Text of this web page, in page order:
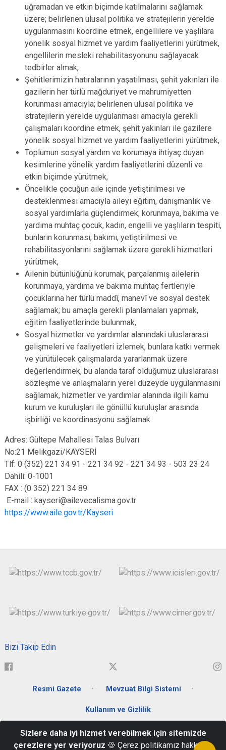
uğramadan ve etkin biçimde katılmalarını sağlamak
üzere; belirlenen ulusal politika ve stratejilerin yerelde
uygulanmasını koordine etmek, engellilere ve yaşlılara
yönelik sosyal hizmet ve yardım faaliyetlerini yürütmek,
engellilerin mesleki rehabilitasyonunu sağlayacak
tedbirler almak,
Şehitlerimizin hatıralarının yaşatılması, şehit yakınları ile
gazilerin her türlü mağduriyet ve mahrumiyetten
korunması amacıyla; belirlenen ulusal politika ve
stratejilerin yerelde uygulanması amacıyla gerekli
çalışmaları koordine etmek, şehit yakınları ile gazilere
yönelik sosyal hizmet ve yardım faaliyetlerini yürütmek,
Toplumun sosyal yardım ve korumaya ihtiyaç duyan
kesimlerine yönelik yardım faaliyetlerini düzenli ve
etkin biçimde yürütmek,
Öncelikle çocuğun aile içinde yetiştirilmesi ve
desteklenmesi amacıyla aileyi eğitim, danışmanlık ve
sosyal yardımlarla güçlendirmek; korunmaya, bakıma ve
yardıma muhtaç çocuk, kadın, engelli ve yaşlıların tespiti,
bunların korunması, bakımı, yetiştirilmesi ve
rehabilitasyonlarını sağlamak üzere gerekli hizmetleri
yürütmek,
Ailenin bütünlüğünü korumak, parçalanmış ailelerin
korunmaya, yardıma ve bakıma muhtaç fertleriyle
çocuklarına her türlü maddî, manevî ve sosyal destek
sağlamak; bu amaçla gerekli planlamaları yapmak,
eğitim faaliyetlerinde bulunmak,
Sosyal hizmetler ve yardımlar alanındaki uluslararası
gelişmeleri ve faaliyetleri izlemek, bunlara katkı vermek
ve yürütülecek çalışmalarda yararlanmak üzere
değerlendirmek, bu alanda taraf olduğumuz uluslararası
sözleşme ve anlaşmaların yerel düzeyde uygulanmasını
sağlamak, hizmetler ve yardımlar alanında ilgili kamu
kurum ve kuruluşları ile gönüllü kuruluşlar arasında
işbirliği ve koordinasyonu sağlamak.
Adres: Gültepe Mahallesi Talas Bulvarı
No:21 Melikgazi/KAYSERİ
Tlf: 0 (352) 221 34 91 - 221 34 92 - 221 34 93 - 503 23 24
Dahili: 0-1001
FAX : (0 352) 221 34 89
E-mail : kayseri@ailevecalisma.gov.tr
https://www.aile.gov.tr/Kayseri
Bizi Takip Edin
Resmi Gazete Mevzuat Bilgi Sistemi
Kullanım ve Gizlilik
Sahabiye Mah. Sivas Bulvarı No:1 Kocasinan/KAYSERİ P.K. 38015
Sizlere daha iyi hizmet verebilmek için sitemizde
çerezlere yer veriyoruz 🍪 Çerez politikamız hakkında